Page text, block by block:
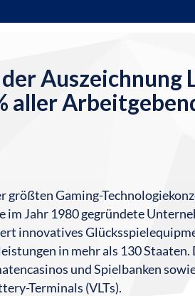
Auszeichnung
aller
Gaming-
Jahr 1980 gegründete
innovatives
in mehr als 130 Staaten.
und Spielbanken
Terminals (VLTs).